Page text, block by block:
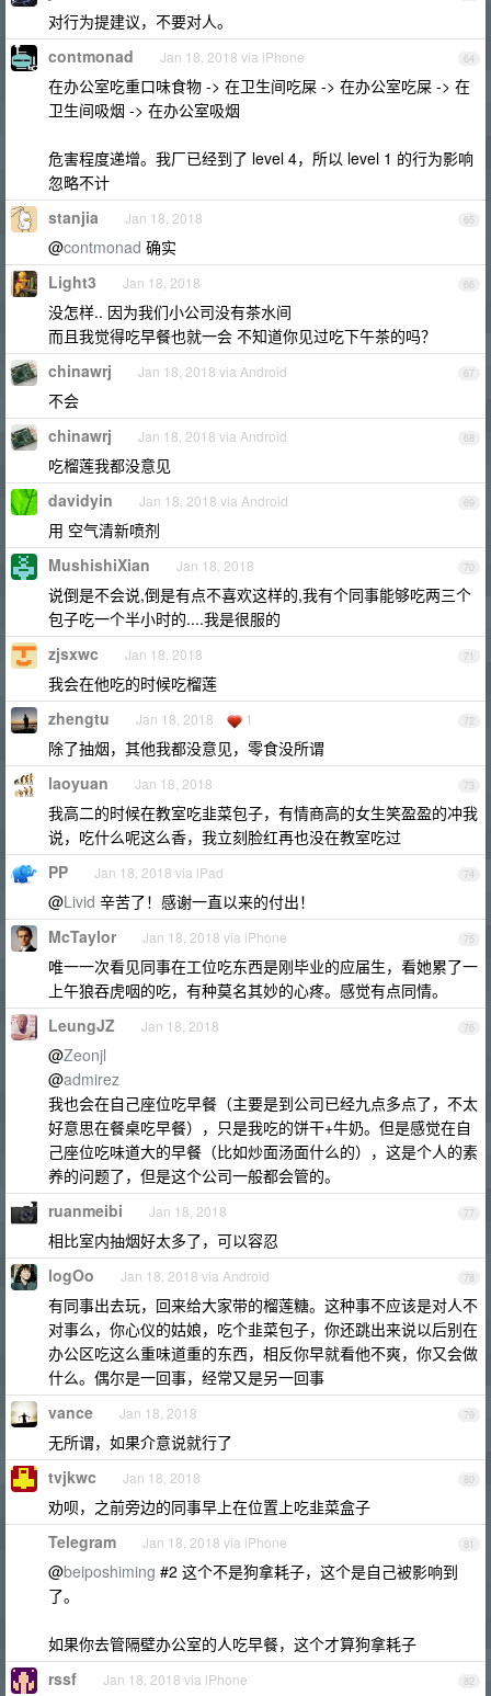
对行为提建议，不要对人。
64
contmonad Jan 18, 2018 via iPhone
在办公室吃重口味食物 -> 在卫生间吃屎 -> 在办公室吃屎 -> 在
卫生间吸烟 -> 在办公室吸烟
危害程度递增。我厂已经到了 level 4，所以 level 1 的行为影响
忽略不计
65
stanjia Jan 18, 2018
@contmonad 确实
66
Light3 Jan 18, 2018
没怎样.. 因为我们小公司没有茶水间
而且我觉得吃早餐也就一会 不知道你见过吃下午茶的吗？
67
chinawrj Jan 18, 2018 via Android
不会
68
chinawrj Jan 18, 2018 via Android
吃榴莲我都没意见
69
davidyin Jan 18, 2018 via Android
用 空气清新喷剂
70
MushishiXian Jan 18, 2018
说倒是不会说,倒是有点不喜欢这样的,我有个同事能够吃两三个
包子吃一个半小时的....我是很服的
71
zjsxwc Jan 18, 2018
我会在他吃的时候吃榴莲
72
zhengtu Jan 18, 2018 1
除了抽烟，其他我都没意见，零食没所谓
73
laoyuan Jan 18, 2018
我高二的时候在教室吃韭菜包子，有情商高的女生笑盈盈的冲我
说，吃什么呢这么香，我立刻脸红再也没在教室吃过
74
PP Jan 18, 2018 via iPad
@Livid 辛苦了！感谢一直以来的付出！
75
McTaylor Jan 18, 2018 via iPhone
唯一一次看见同事在工位吃东西是刚毕业的应届生，看她累了一
上午狼吞虎咽的吃，有种莫名其妙的心疼。感觉有点同情。
76
LeungJZ Jan 18, 2018
@Zeonjl
@admirez
我也会在自己座位吃早餐（主要是到公司已经九点多点了，不太
好意思在餐桌吃早餐），只是我吃的饼干+牛奶。但是感觉在自
己座位吃味道大的早餐（比如炒面汤面什么的），这是个人的素
养的问题了，但是这个公司一般都会管的。
77
ruanmeibi Jan 18, 2018
相比室内抽烟好太多了，可以容忍
78
logOo Jan 18, 2018 via Android
有同事出去玩，回来给大家带的榴莲糖。这种事不应该是对人不
对事么，你心仪的姑娘，吃个韭菜包子，你还跳出来说以后别在
办公区吃这么重味道重的东西，相反你早就看他不爽，你又会做
什么。偶尔是一回事，经常又是另一回事
79
vance Jan 18, 2018
无所谓，如果介意说就行了
80
tvjkwc Jan 18, 2018
劝呗，之前旁边的同事早上在位置上吃韭菜盒子
81
Telegram Jan 18, 2018 via iPhone
@beiposhiming #2 这个不是狗拿耗子，这个是自己被影响到
了。
如果你去管隔壁办公室的人吃早餐，这个才算狗拿耗子
82
rssf Jan 18, 2018 via iPhone